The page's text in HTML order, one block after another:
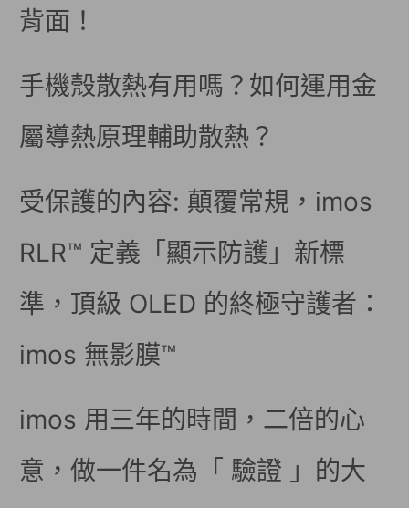
背面！
手機殼散熱有用嗎？如何運用金
屬導熱原理輔助散熱？
受保護的內容: 顛覆常規，imos
RLR™ 定義「顯示防護」新標
準，頂級 OLED 的終極守護者：
imos 無影膜™
imos 用三年的時間，二倍的心
意，做一件名為「 驗證 」的大